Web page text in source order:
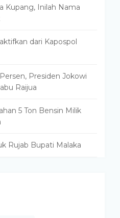
Kupang, Inilah Nama
dari Kapospol
Presiden Jokowi
Raijua
5 Ton Bensin Milik
Rujab Bupati Malaka